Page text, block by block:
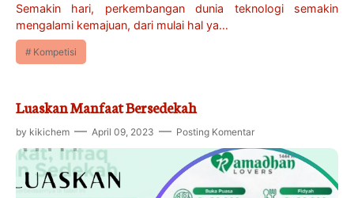
Semakin hari, perkembangan dunia teknologi semakin
mengalami kemajuan, dari mulai hal ya…
Kompetisi
Luaskan Manfaat Bersedekah
by kikichem April 09, 2023 Posting Komentar